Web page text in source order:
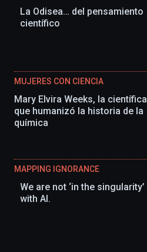
La Odisea… del pensamiento
científico
MUJERES CON CIENCIA
Mary Elvira Weeks, la científica
que humanizó la historia de la
química
MAPPING IGNORANCE
We are not ‘in the singularity’
with AI.